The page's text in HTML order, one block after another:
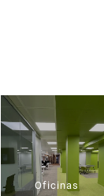
Oficinas